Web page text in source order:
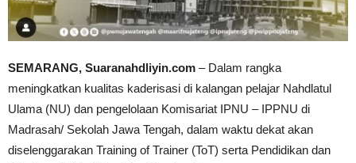
SEMARANG, Suaranahdliyin.com – Dalam rangka
meningkatkan kualitas kaderisasi di kalangan pelajar Nahdlatul
Ulama (NU) dan pengelolaan Komisariat IPNU – IPPNU di
Madrasah/ Sekolah Jawa Tengah, dalam waktu dekat akan
diselenggarakan Training of Trainer (ToT) serta Pendidikan dan